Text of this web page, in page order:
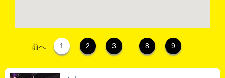
前へ 1 2 3 8 9